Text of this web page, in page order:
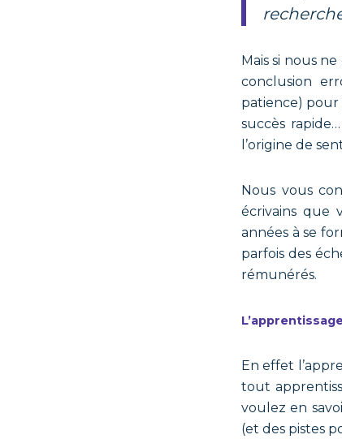
Mais si nous
conclusion
patience) pour
succès
l’origine de
Nous vous
écrivains que
années à se
parfois des
rémunérés.
En effet
tout
voulez en
(et des pistes